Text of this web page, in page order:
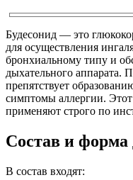
Будесонид — это
для осуществления
бронхиальному типу и
дыхательного аппарата.
препятствует
симптомы аллергии.
применяют строго по
Состав и
В состав входят: